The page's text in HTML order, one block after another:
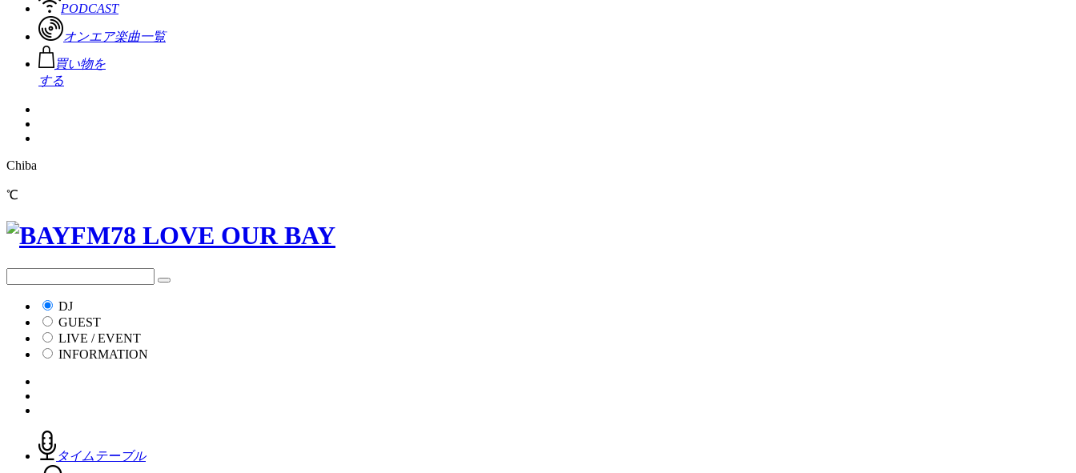
PODCAST
オンエア楽曲一覧
買い物を
する
Chiba
℃
DJ
GUEST
LIVE / EVENT
INFORMATION
タイムテーブル